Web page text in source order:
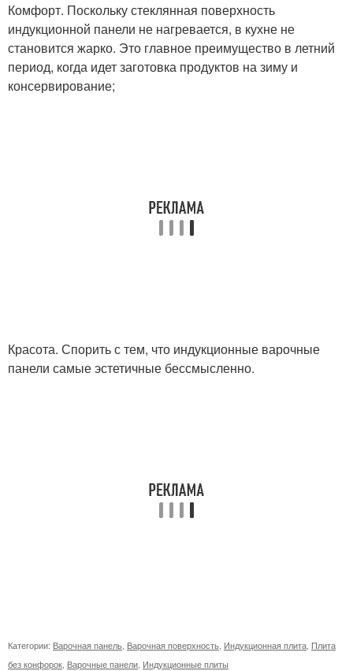
Комфорт. Поскольку стеклянная поверхность
индукционной панели не нагревается, в кухне не
становится жарко. Это главное преимущество в летний
период, когда идет заготовка продуктов на зиму и
консервирование;
Красота. Спорить с тем, что индукционные варочные
панели самые эстетичные бессмысленно.
Категории: Варочная панель Варочная поверхность Индукционная плита Плита
без конфорок Варочные панели Индукционные плиты